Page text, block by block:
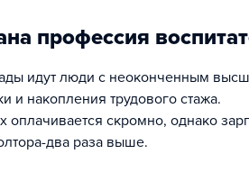
профессия
идут люди с неоконченным
и накопления трудового стажа.
оплачивается скромно, однако
два раза выше.